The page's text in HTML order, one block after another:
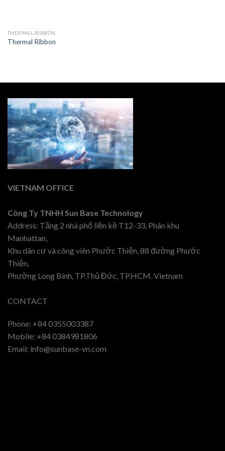
THERMAL RIBBON
Thermal Ribbon
VIETNAM OFFICE
Công Ty TNHH Sun Base Technology
Address: Tầng 2 nhà phố liền kề T12-33, Phân khu
Manhattan,
Khu dân cư và công viên Phước Thiện, 88 đường Phước
Thiện,
Phường Long Bình, TP.Thủ Đức, TP.HCM. Vietnam
CONTACT
Phone: +84 0355003387
Mobile: +84 0384981806
Email: info@sunbase-vn.com